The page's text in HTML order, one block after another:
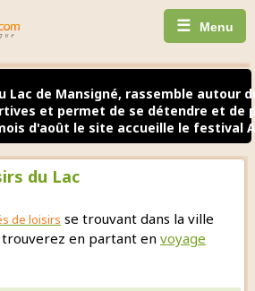
☰ Menu
Lac de Mansigné, rassemble autour
et permet de se détendre et de
d'août le site accueille le festival
du Lac
de loisirs se trouvant dans la ville
trouverez en partant en voyage